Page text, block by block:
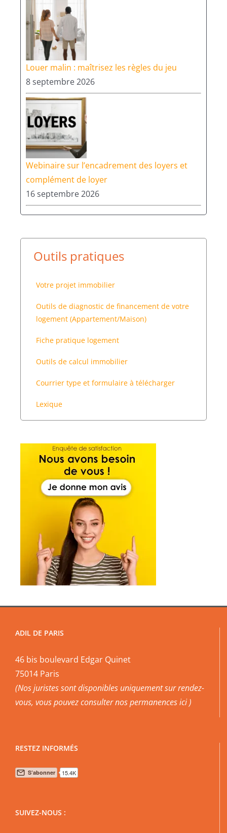
Louer malin : maîtrisez les règles du jeu
8 septembre 2026
Webinaire sur l’encadrement des loyers et
complément de loyer
16 septembre 2026
Outils pratiques
Votre projet immobilier
Outils de diagnostic de financement de votre
logement (Appartement/Maison)
Fiche pratique logement
Outils de calcul immobilier
Courrier type et formulaire à télécharger
Lexique
ADIL DE PARIS
46 bis boulevard Edgar Quinet
75014 Paris
(Nos juristes sont disponibles uniquement sur rendez-
vous, vous pouvezconsulter nos permanences ici )
RESTEZ INFORMÉS
SUIVEZ-NOUS :